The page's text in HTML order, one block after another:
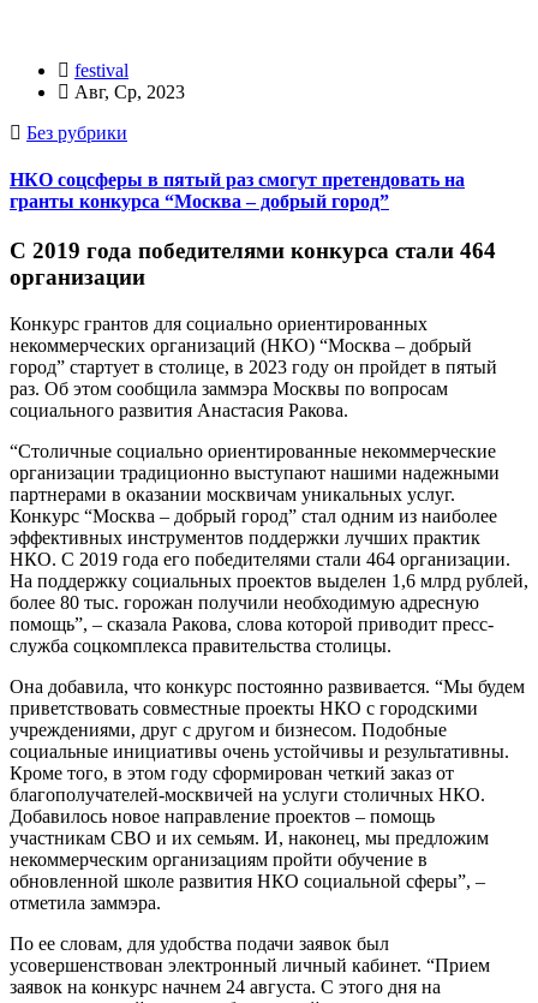
festival
Авг, Ср, 2023
Без рубрики
НКО соцсферы в пятый раз смогут претендовать на
гранты конкурса “Москва – добрый город”
С 2019 года победителями конкурса стали 464
организации
Конкурс грантов для социально ориентированных
некоммерческих организаций (НКО) “Москва – добрый
город” стартует в столице, в 2023 году он пройдет в пятый
раз. Об этом сообщила заммэра Москвы по вопросам
социального развития Анастасия Ракова.
“Столичные социально ориентированные некоммерческие
организации традиционно выступают нашими надежными
партнерами в оказании москвичам уникальных услуг.
Конкурс “Москва – добрый город” стал одним из наиболее
эффективных инструментов поддержки лучших практик
НКО. С 2019 года его победителями стали 464 организации.
На поддержку социальных проектов выделен 1,6 млрд рублей,
более 80 тыс. горожан получили необходимую адресную
помощь”, – сказала Ракова, слова которой приводит пресс-
служба соцкомплекса правительства столицы.
Она добавила, что конкурс постоянно развивается. “Мы будем
приветствовать совместные проекты НКО с городскими
учреждениями, друг с другом и бизнесом. Подобные
социальные инициативы очень устойчивы и результативны.
Кроме того, в этом году сформирован четкий заказ от
благополучателей-москвичей на услуги столичных НКО.
Добавилось новое направление проектов – помощь
участникам СВО и их семьям. И, наконец, мы предложим
некоммерческим организациям пройти обучение в
обновленной школе развития НКО социальной сферы”, –
отметила заммэра.
По ее словам, для удобства подачи заявок был
усовершенствован электронный личный кабинет. “Прием
заявок на конкурс начнем 24 августа. С этого дня на